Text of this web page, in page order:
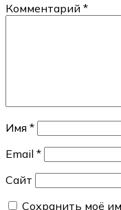
Комментарий *
Имя *
Email *
Сайт
Сохранить моё